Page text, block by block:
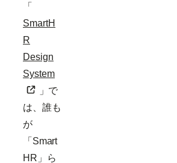
「
SmartH
R
Design
System
」で
は、誰も
が
「Smart
HR」ら